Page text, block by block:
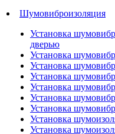
Шумовиброизоляция
Установка
дверью
Установка
Установка
Установка
Установка
Установка
Установка
Установка
Установка